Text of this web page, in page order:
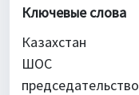
Ключевые слова
Казахстан
ШОС
председательство